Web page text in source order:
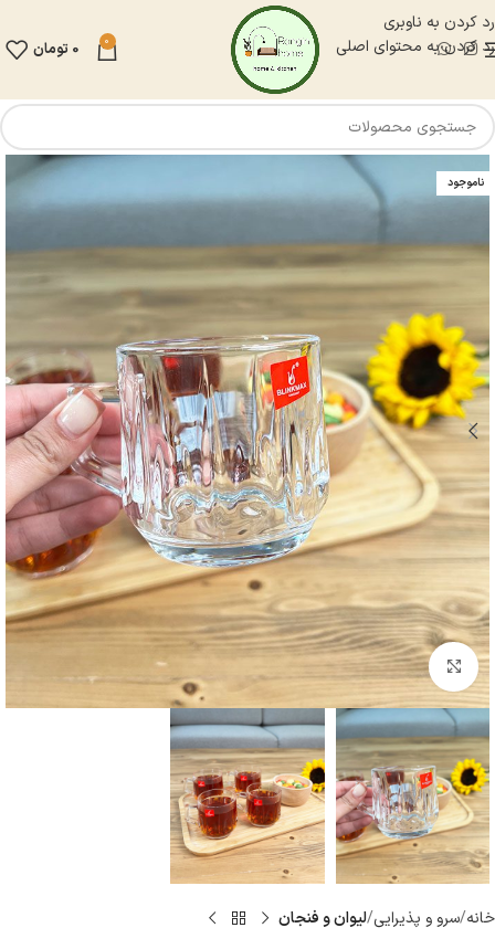
رد کردن به ناوبری
رد کردن به محتوای اصلی
0
0 تومان
ناموجود
بزرگنمایی تصویر
خانه سرو و پذيرايى ليوان و فنجان